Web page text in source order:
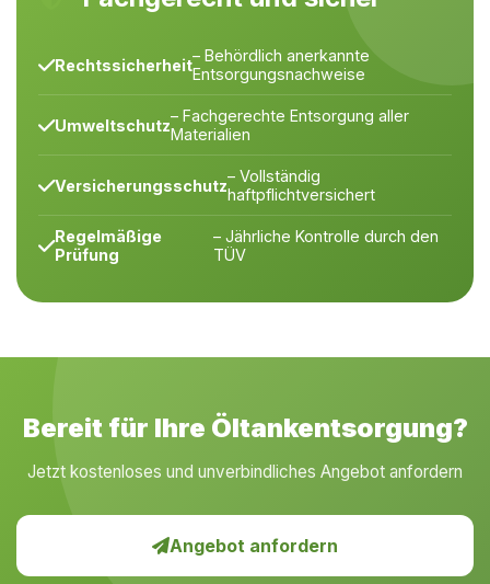
Rechtssicherheit– Behördlich anerkannte
Entsorgungsnachweise
Umweltschutz– Fachgerechte Entsorgung aller
Materialien
Versicherungsschutz– Vollständig
haftpflichtversichert
Regelmäßige
Prüfung
– Jährliche Kontrolle durch den
TÜV
Bereit für Ihre Öltankentsorgung?
Jetzt kostenloses und unverbindliches Angebot anfordern
Angebot anfordern